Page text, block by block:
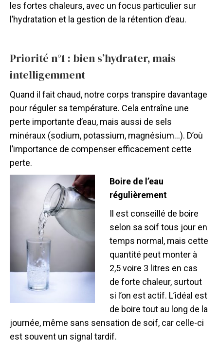
les fortes chaleurs, avec un focus particulier sur
l’hydratation et la gestion de la rétention d’eau.
Priorité n°1 : bien s’hydrater, mais
intelligemment
Quand il fait chaud, notre corps transpire davantage
pour réguler sa température. Cela entraîne une
perte importante d’eau, mais aussi de sels
minéraux (sodium, potassium, magnésium…). D’où
l’importance de compenser efficacement cette
perte.
Boire de l’eau
régulièrement
Il est conseillé de boire
selon sa soif tous jour en
temps normal, mais cette
quantité peut monter à
2,5 voire 3 litres en cas
de forte chaleur, surtout
si l’on est actif. L’idéal est
de boire tout au long de la
journée, même sans sensation de soif, car celle-ci
est souvent un signal tardif.